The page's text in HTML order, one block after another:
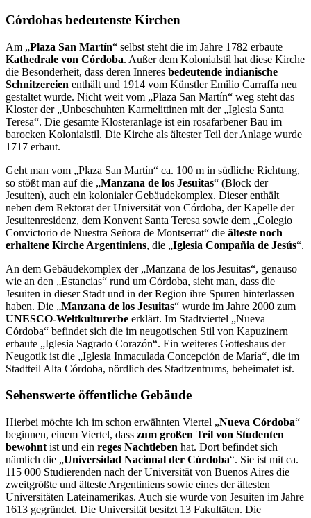
Córdobas bedeutenste Kirchen
Am „Plaza San Martín“ selbst steht die im Jahre 1782 erbaute
Kathedrale von Córdoba. Außer dem Kolonialstil hat diese Kirche
die Besonderheit, dass deren Inneres bedeutende indianische
Schnitzereien enthält und 1914 vom Künstler Emilio Carraffa neu
gestaltet wurde. Nicht weit vom „Plaza San Martín“ weg steht das
Kloster der „Unbeschuhten Kar­melittinen mit der „Iglesia Santa
Teresa“. Die gesamte Klosteranlage ist ein rosafarbener Bau im
barocken Kolonialstil. Die Kirche als ältester Teil der Anlage wurde
1717 erbaut.
Geht man vom „Plaza San Martín“ ca. 100 m in südliche Richtung,
so stößt man auf die „Manzana de los Jesuitas“ (Block der
Jesuiten), auch ein kolonialer Gebäudekomplex. Dieser enthält
neben dem Rektorat der Universität von Córdoba, der Kapelle der
Jesuiten­residenz, dem Konvent Santa Teresa sowie dem „Colegio
Convictorio de Nuestra Señora de Montserrat“ die älteste noch
erhaltene Kirche Argentiniens, die „Iglesia Compañia de Jesús“.
An dem Gebäudekomplex der „Manzana de los Jesuitas“, genauso
wie an den „Estancias“ rund um Córdoba, sieht man, dass die
Jesuiten in dieser Stadt und in der Re­gion ihre Spuren hinterlassen
haben. Die „Manzana de los Jesuitas“ wurde im Jahre 2000 zum
UNESCO-Weltkulturerbe erklärt. Im Stadtviertel „Nueva
Córdoba“ befindet sich die im neugotischen Stil von Kapuzinern
erbaute „Iglesia Sagrado Corazón“. Ein weiteres Gottes­haus der
Neugotik ist die „Iglesia Inmaculada Concepción de María“, die im
Stadtteil Alta Córdoba, nördlich des Stadtzentrums, beheimatet ist.
Sehenswerte öffentliche Gebäude
Hierbei möchte ich im schon erwähnten Viertel „Nueva Córdoba“
beginnen, einem Viertel, dass zum großen Teil von Studenten
bewohnt ist und ein reges Nachtleben hat. Dort be­findet sich
nämlich die „Universidad Nacional der Córdoba“. Sie ist mit ca.
115 000 Studie­renden nach der Universität von Buenos Aires die
zweitgrößte und älteste Argentiniens so­wie eines der ältesten
Universitäten Lateinamerikas. Auch sie wurde von Jesuiten im Jah­re
1613 gegründet. Die Universität besitzt 13 Fakultäten. Die